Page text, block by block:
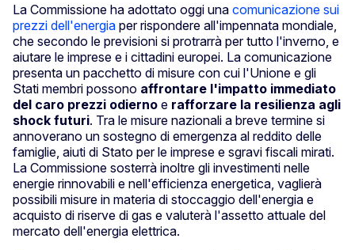
La Commissione ha adottato oggi una comunicazione sui
prezzi dell'energia per rispondere all'impennata mondiale,
che secondo le previsioni si protrarrà per tutto l'inverno, e
aiutare le imprese e i cittadini europei. La comunicazione
presenta un pacchetto di misure con cui l'Unione e gli
Stati membri possono affrontare l'impatto immediato
del caro prezzi odierno e rafforzare la resilienza agli
shock futuri. Tra le misure nazionali a breve termine si
annoverano un sostegno di emergenza al reddito delle
famiglie, aiuti di Stato per le imprese e sgravi fiscali mirati.
La Commissione sosterrà inoltre gli investimenti nelle
energie rinnovabili e nell'efficienza energetica, vaglierà
possibili misure in materia di stoccaggio dell'energia e
acquisto di riserve di gas e valuterà l'assetto attuale del
mercato dell'energia elettrica.